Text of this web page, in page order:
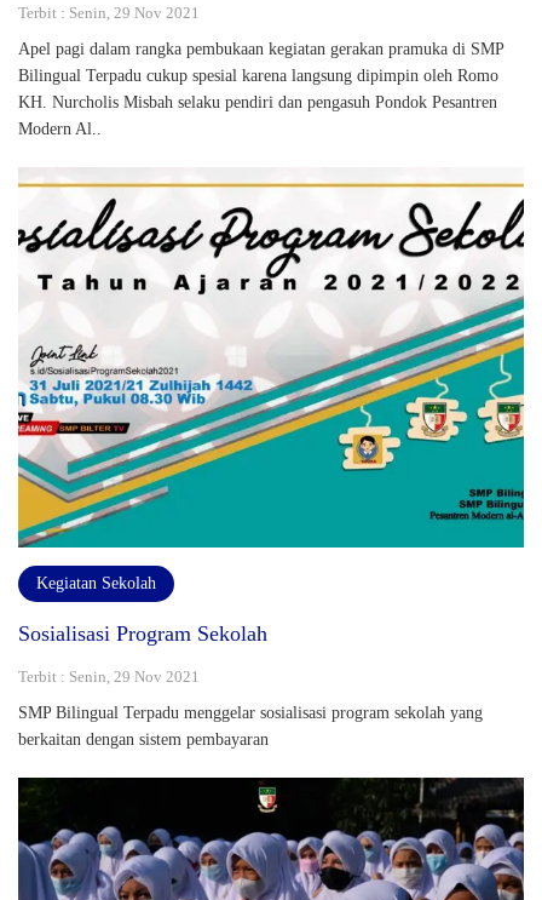
Terbit : Senin, 29 Nov 2021
Apel pagi dalam rangka pembukaan kegiatan gerakan pramuka di SMP
Bilingual Terpadu cukup spesial karena langsung dipimpin oleh Romo
KH. Nurcholis Misbah selaku pendiri dan pengasuh Pondok Pesantren
Modern Al..
Kegiatan Sekolah
Sosialisasi Program Sekolah
Terbit : Senin, 29 Nov 2021
SMP Bilingual Terpadu menggelar sosialisasi program sekolah yang
berkaitan dengan sistem pembayaran